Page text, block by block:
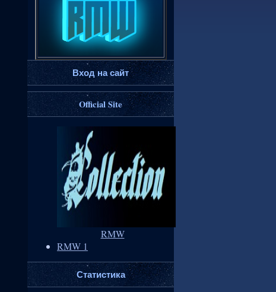
Вход на сайт
Official Site
RMW
RMW 1
Статистика